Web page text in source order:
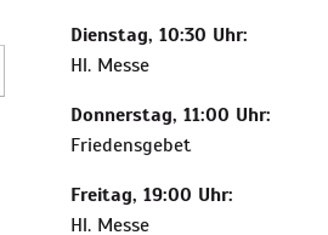
Dienstag, 10:30 Uhr:
Hl. Messe
Donnerstag, 11:00 Uhr:
Friedensgebet
Freitag, 19:00 Uhr:
Hl. Messe